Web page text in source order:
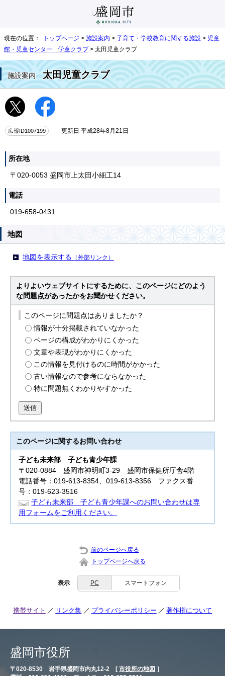
現在の位置： トップページ > 施設案内 > 子育て・学校教育に関する施設 > 児童
館・児童センター 学童クラブ > 太田児童クラブ
施設案内 太田児童クラブ
広報ID1007199 更新日 平成28年8月21日
所在地
〒020-0053 盛岡市上太田小細工14
電話
019-658-0431
地図
地図を表示する （外部リンク）
よりよいウェブサイトにするために、このページにどのよう
な問題点があったかをお聞かせください。
このページに問題点はありましたか？
情報が十分掲載されていなかった
ページの構成がわかりにくかった
文章や表現がわかりにくかった
この情報を見付けるのに時間がかかった
古い情報なので参考にならなかった
特に問題無くわかりやすかった
送信
このページに関するお問い合わせ
子ども未来部子ども青少年課
〒020-0884 盛岡市神明町3-29 盛岡市保健所庁舎4階
電話番号：019-613-8354、019-613-8356 ファクス番
号：019-623-3516
子ども未来部 子ども青少年課へのお問い合わせは専
用フォームをご利用ください。
前のページへ戻る
トップページへ戻る
表示 PC スマートフォン
携帯サイト リンク集 プライバシーポリシー 著作権について
盛岡市役所
〒020-8530 岩手県盛岡市内丸12-2 [ 市役所の地図 ］